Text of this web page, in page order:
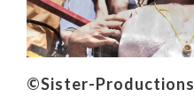
©Sister-Productions